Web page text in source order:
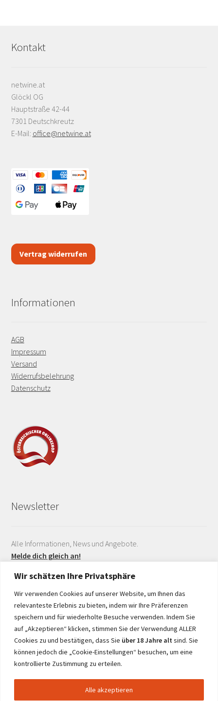
Wir schätzen Ihre Privatsphäre
Wir verwenden Cookies auf unserer Website, um Ihnen das
relevanteste Erlebnis zu bieten, indem wir Ihre Präferenzen
speichern und für wiederholte Besuche verwenden. Indem Sie
auf „Akzeptieren“ klicken, stimmen Sie der Verwendung ALLER
Cookies zu und bestätigen, dass Sie über 18 Jahre alt sind. Sie
können jedoch die „Cookie-Einstellungen“ besuchen, um eine
kontrollierte Zustimmung zu erteilen.
Alle akzeptieren
Kontakt
netwine.at
Glöckl OG
Hauptstraße 42-44
7301 Deutschkreutz
E-Mail: office@netwine.at
Vertrag widerrufen
Informationen
AGB
Impressum
Versand
Widerrufsbelehrung
Datenschutz
Newsletter
Alle Informationen, News und Angebote.
Melde dich gleich an!
Realisiert durch